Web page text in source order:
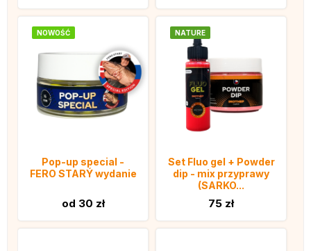
NOWOŚĆ
Pop-up special -
FERO STARÝ wydanie
od 30 zł
NATURE
Set Fluo gel + Powder
dip - mix przyprawy
(SARKO...
75 zł